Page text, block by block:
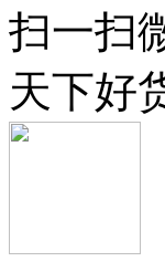
扫一扫
天下好